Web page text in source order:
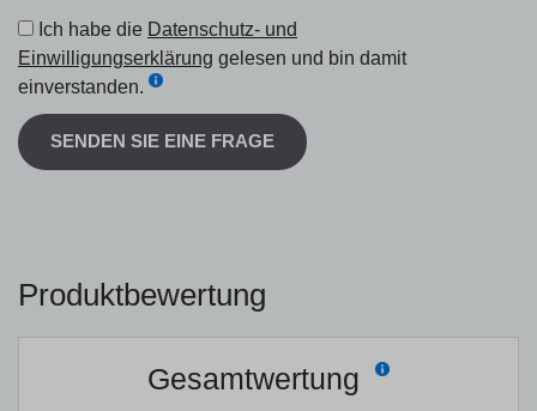
Ich habe die Datenschutz- und
Einwilligungserklärung gelesen und bin damit
einverstanden.
SENDEN SIE EINE FRAGE
Produktbewertung
Gesamtwertung